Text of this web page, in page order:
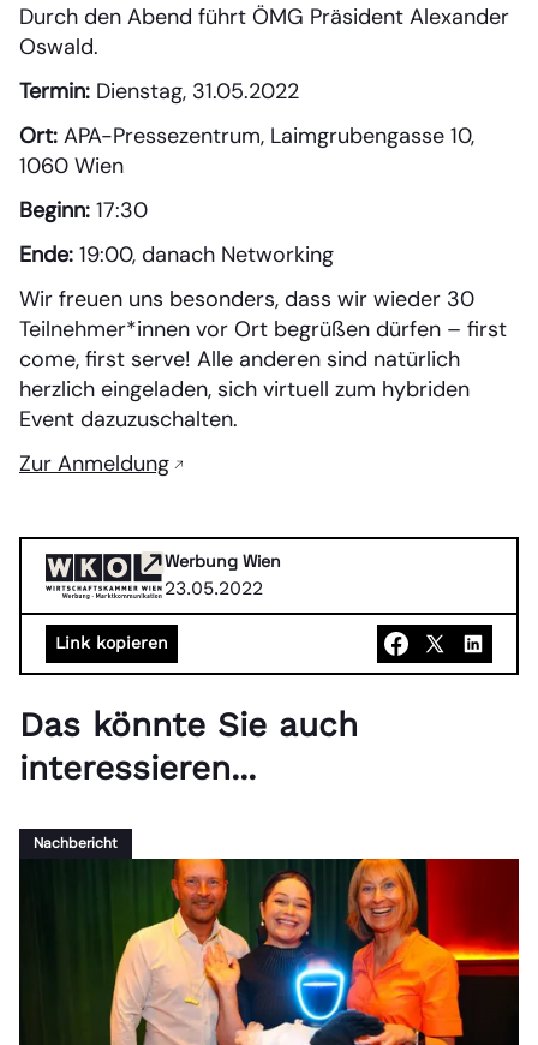
Durch den Abend führt ÖMG Präsident Alexander
Oswald.
Termin: Dienstag, 31.05.2022
Ort: APA-Pressezentrum, Laimgrubengasse 10,
1060 Wien
Beginn: 17:30
Ende: 19:00, danach Networking
Wir freuen uns besonders, dass wir wieder 30
Teilnehmer*innen vor Ort begrüßen dürfen – first
come, first serve! Alle anderen sind natürlich
herzlich eingeladen, sich virtuell zum hybriden
Event dazuzuschalten.
Zur Anmeldung
Werbung Wien
23.05.2022
Link kopieren
Das könnte Sie auch
interessieren...
Nachbericht